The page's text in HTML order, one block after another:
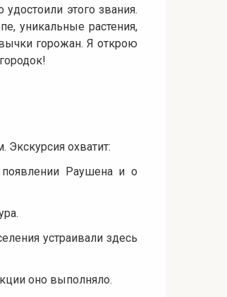
этого звания.
уникальные растения,
горожан. Я открою
охватит:
Раушена и о
устраивали здесь
оно выполняло.